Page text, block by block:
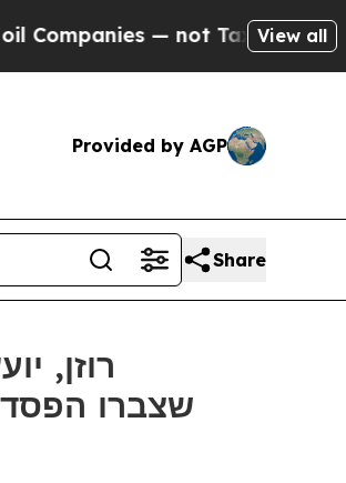
— not Taxpayers — the
View all
Provided by AGP
Share